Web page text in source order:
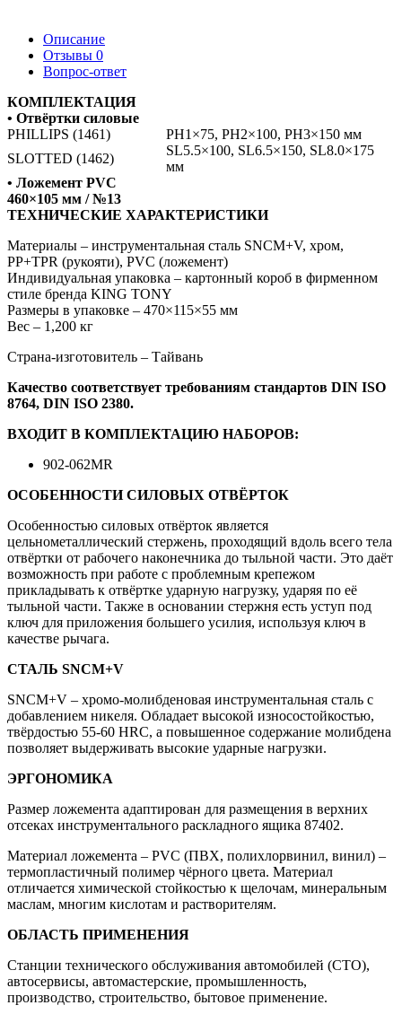
Описание
Отзывы 0
Вопрос-ответ
КОМПЛЕКТАЦИЯ
• Отвёртки силовые
PHILLIPS (1461)
PH1×75, PH2×100, PH3×150 мм
SLOTTED (1462)
SL5.5×100, SL6.5×150, SL8.0×175
мм
• Ложемент PVC
460×105 мм / №13
ТЕХНИЧЕСКИЕ ХАРАКТЕРИСТИКИ
Материалы – инструментальная сталь SNCM+V, хром,
PP+TPR (рукояти), PVC (ложемент)
Индивидуальная упаковка – картонный короб в фирменном
стиле бренда KING TONY
Размеры в упаковке – 470×115×55 мм
Вес – 1,200 кг
Страна-изготовитель – Тайвань
Качество соответствует требованиям стандартов DIN ISO
8764, DIN ISO 2380.
ВХОДИТ В КОМПЛЕКТАЦИЮ НАБОРОВ:
902-062MR
ОСОБЕННОСТИ СИЛОВЫХ ОТВЁРТОК
Особенностью силовых отвёрток является
цельнометаллический стержень, проходящий вдоль всего тела
отвёртки от рабочего наконечника до тыльной части. Это даёт
возможность при работе с проблемным крепежом
прикладывать к отвёртке ударную нагрузку, ударяя по её
тыльной части. Также в основании стержня есть уступ под
ключ для приложения большего усилия, используя ключ в
качестве рычага.
СТАЛЬ SNCM+V
SNCM+V – хромо-молибденовая инструментальная сталь с
добавлением никеля. Обладает высокой износостойкостью,
твёрдостью 55-60 HRC, а повышенное содержание молибдена
позволяет выдерживать высокие ударные нагрузки.
ЭРГОНОМИКА
Размер ложемента адаптирован для размещения в верхних
отсеках инструментального раскладного ящика 87402.
Материал ложемента – PVC (ПВХ, полихлорвинил, винил) –
термопластичный полимер чёрного цвета. Материал
отличается химической стойкостью к щелочам, минеральным
маслам, многим кислотам и растворителям.
ОБЛАСТЬ ПРИМЕНЕНИЯ
Станции технического обслуживания автомобилей (СТО),
автосервисы, автомастерские, промышленность,
производство, строительство, бытовое применение.